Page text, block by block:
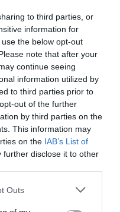
to third parties, or
information for
the below opt-out
note that after your
continue seeing
information utilized by
to third parties prior to
out of the further
by third parties on the
This information may
on the IAB’s List of
further disclose it to other
one or more Google
Outs
Schuschnigg többséget
március 10-én kiadta
dolgozott ún. Otto-
11-én Seyß-Inquart a
szólította fel
Miután kora
másnapra tervezett
immár a
alatt történő
már
Miután Párizs, London